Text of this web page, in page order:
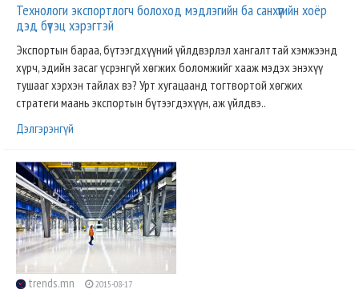
Технологи экспортлогч болоход мэдлэгийн ба санхүүгийн хоёр
дэд бүтэц хэрэгтэй
Экспортын бараа, бүтээгдхүүний үйлдвэрлэл хангалттай хэмжээнд
хүрч, эдийн засаг үсрэнгүй хөгжих боломжийг хааж мэдэх энэхүү
тушааг хэрхэн тайлах вэ? Урт хугацаанд тогтвортой хөгжих
стратеги маань экспортын бүтээгдэхүүн, аж үйлдвэ..
Дэлгэрэнгүй
trends.mn 2015-08-17